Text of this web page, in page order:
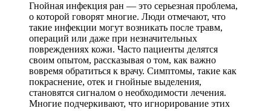
Гнойная инфекция ран — это серьезная проблема,
о которой говорят многие. Люди отмечают, что
такие инфекции могут возникать после травм,
операций или даже при незначительных
повреждениях кожи. Часто пациенты делятся
своим опытом, рассказывая о том, как важно
вовремя обратиться к врачу. Симптомы, такие как
покраснение, отек и гнойные выделения,
становятся сигналом о необходимости лечения.
Многие подчеркивают, что игнорирование этих